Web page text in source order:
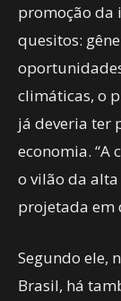
promoção da
quesitos:
climáticas, o
já deveria ter
economia. “A
o vilão da
projetada em
Segundo ele,
Brasil, há